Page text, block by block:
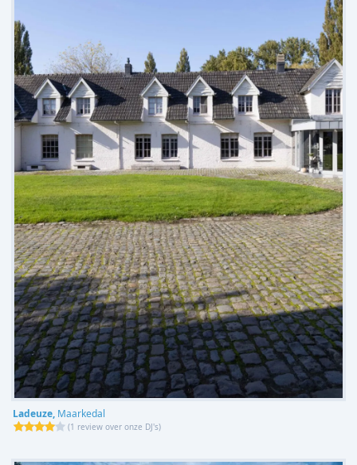
Ladeuze, Maarkedal
(1 review over onze DJ's)